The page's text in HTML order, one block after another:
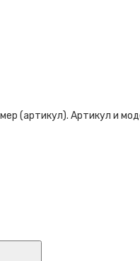
(артикул). Артикул и